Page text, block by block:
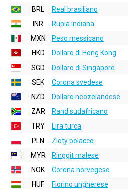
BRL
Real brasiliano
INR
Rupia indiana
MXN
Peso messicano
HKD
Dollaro di Hong Kong
SGD
Dollaro di Singapore
SEK
Corona svedese
NZD
Dollaro neozelandese
ZAR
Rand sudafricano
TRY
Lira turca
PLN
Zloty polacco
MYR
Ringgit malese
NOK
Corona norvegese
HUF
Fiorino ungherese